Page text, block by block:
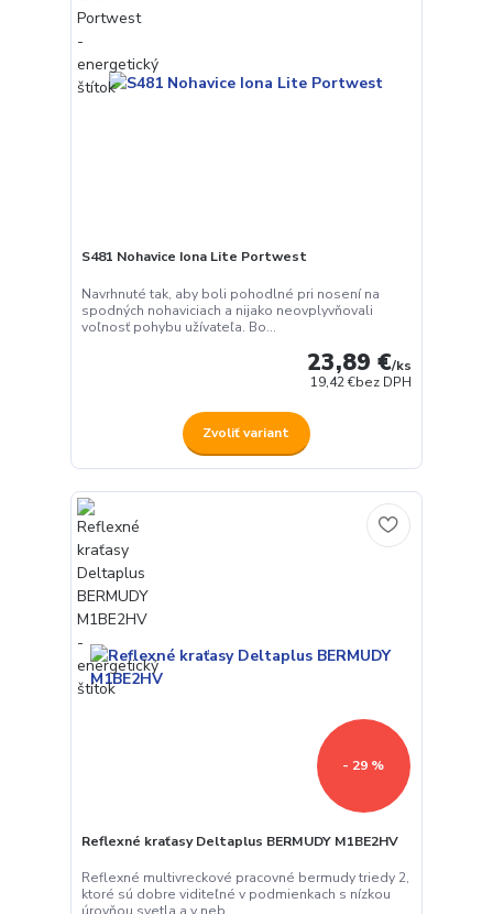
S481 Nohavice Iona Lite Portwest
Navrhnuté tak, aby boli pohodlné pri nosení na
spodných nohaviciach a nijako neovplyvňovali
voľnosť pohybu užívateľa. Bo...
23,89 €/ks
19,42 €bez DPH
Zvoliť variant
- 29 %
Reflexné kraťasy Deltaplus BERMUDY M1BE2HV
Reflexné multivreckové pracovné bermudy triedy 2,
ktoré sú dobre viditeľné v podmienkach s nízkou